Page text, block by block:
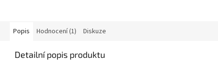
Popis Hodnocení (1) Diskuze
Detailní popis produktu